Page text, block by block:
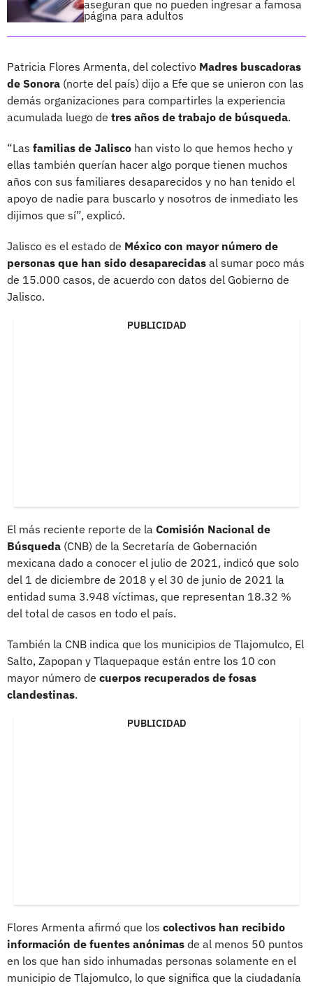
aseguran que no pueden ingresar a famosa
página para adultos
Patricia Flores Armenta, del colectivo Madres buscadoras
de Sonora (norte del país) dijo a Efe que se unieron con las
demás organizaciones para compartirles la experiencia
acumulada luego de tres años de trabajo de búsqueda.
“Las familias de Jalisco han visto lo que hemos hecho y
ellas también querían hacer algo porque tienen muchos
años con sus familiares desaparecidos y no han tenido el
apoyo de nadie para buscarlo y nosotros de inmediato les
dijimos que sí”, explicó.
Jalisco es el estado de México con mayor número de
personas que han sido desaparecidas al sumar poco más
de 15.000 casos, de acuerdo con datos del Gobierno de
Jalisco.
PUBLICIDAD
El más reciente reporte de la Comisión Nacional de
Búsqueda (CNB) de la Secretaría de Gobernación
mexicana dado a conocer el julio de 2021, indicó que solo
del 1 de diciembre de 2018 y el 30 de junio de 2021 la
entidad suma 3.948 víctimas, que representan 18.32 %
del total de casos en todo el país.
También la CNB indica que los municipios de Tlajomulco, El
Salto, Zapopan y Tlaquepaque están entre los 10 con
mayor número de cuerpos recuperados de fosas
clandestinas.
PUBLICIDAD
Flores Armenta afirmó que los colectivos han recibido
información de fuentes anónimas de al menos 50 puntos
en los que han sido inhumadas personas solamente en el
municipio de Tlajomulco, lo que significa que la ciudadanía